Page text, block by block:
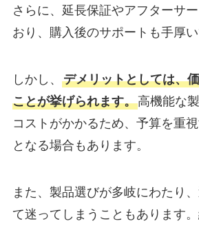
さらに、延長保証やアフターサ
おり、購入後のサポートも手厚い
しかし、 デメリットとしては、
ことが挙げられます。高機能な
コストがかかるため、予算を重
となる場合もあります。
また、製品選びが多岐にわたり
て迷ってしまうこともあります